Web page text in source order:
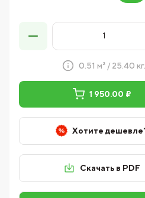
0.51 м² / 25.40 кг.
1 950.00 ₽
Хотите
Скачать в PDF